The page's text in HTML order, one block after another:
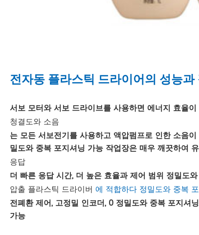
전자동 플라스틱 드라이어의 성능과
서보 모터와 서보 드라이브를 사용하면 에너지 효율
청결도와 소음
는 모든 서보전기를 사용하고 액압펌프로 인한 소음
밀도와 중복 포지셔닝 가능 작업장은 매우 깨끗하여
응답
더 빠른 응답 시간, 더 높은 효율과 제어 범위 정밀도
압출 플라스틱 드라이버 에 적합하다 정밀도와 중복
전폐환 제어, 고정밀 인코더, 0 정밀도와 중복 포지
가능